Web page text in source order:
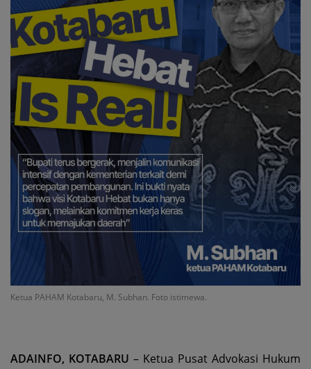
Ketua PAHAM Kotabaru, M. Subhan. Foto istimewa.
ADAINFO, KOTABARU – Ketua Pusat Advokasi Hukum